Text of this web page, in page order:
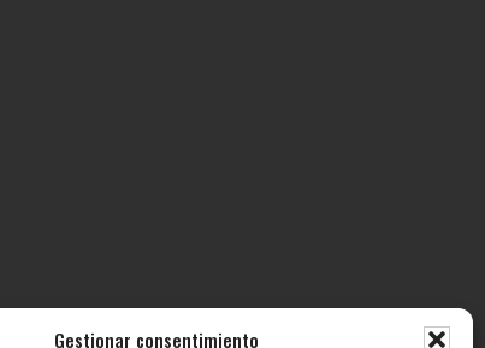
Gestionar consentimiento